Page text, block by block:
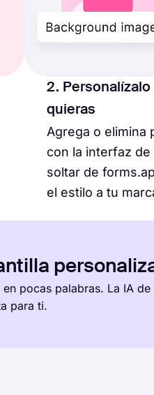
2. Personalízalo
quieras
Agrega o elimina
con la interfaz
soltar de
el estilo a tu
pocas palabras. La IA
para ti.